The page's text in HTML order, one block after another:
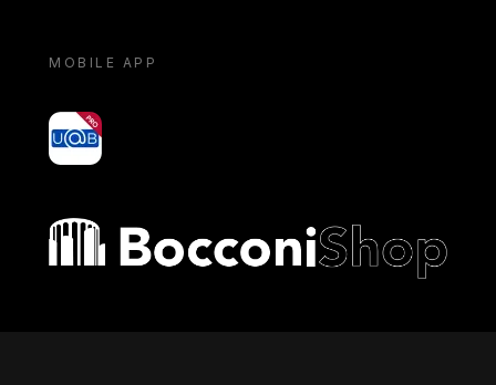
MOBILE APP
yoU@B
Bocconi shop